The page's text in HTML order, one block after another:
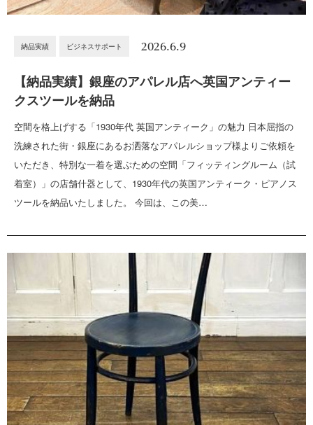
納品実績 ビジネスサポート 2026.6.9
【納品実績】銀座のアパレル店へ英国アンティー
クスツールを納品
空間を格上げする「1930年代 英国アンティーク」の魅力 日本屈指の
洗練された街・銀座にあるお洒落なアパレルショップ様よりご依頼を
いただき、特別な一着を選ぶための空間「フィッティングルーム（試
着室）」の店舗什器として、1930年代の英国アンティーク・ピアノス
ツールを納品いたしました。 今回は、この美…